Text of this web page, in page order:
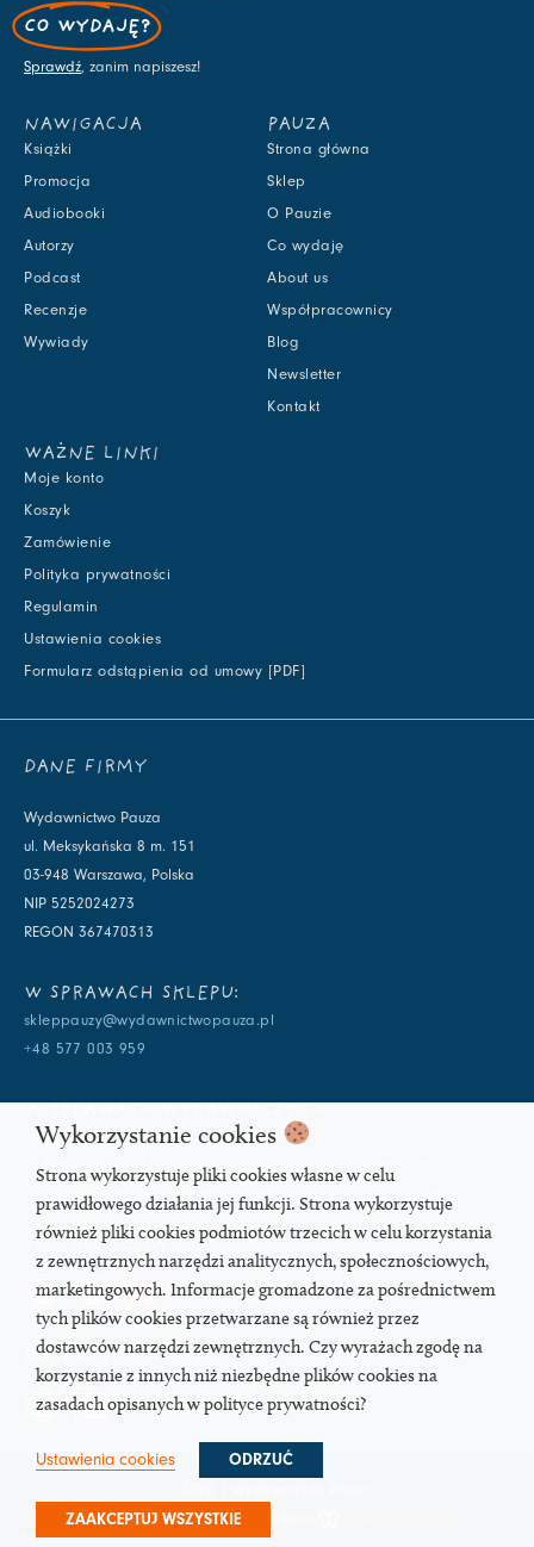
CO WYDAJĘ?
Sprawdź, zanim napiszesz!
NAWIGACJA
Książki
Promocja
Audiobooki
Autorzy
Podcast
Recenzje
Wywiady
PAUZA
Strona główna
Sklep
O Pauzie
Co wydaję
About us
Współpracownicy
Blog
Newsletter
Kontakt
WAŻNE LINKI
Moje konto
Koszyk
Zamówienie
Polityka prywatności
Regulamin
Ustawienia cookies
Formularz odstąpienia od umowy [PDF]
DANE FIRMY
Wydawnictwo Pauza
ul. Meksykańska 8 m. 151
03-948 Warszawa, Polska
NIP 5252024273
REGON 367470313
W SPRAWACH SKLEPU:
skleppauzy@wydawnictwopauza.pl
+48 577 003 959
info@wydawnictwopauza.pl
+48 501 177 119 (czynny w dni powszednie w godzinach 11-15,
proszę o wysłanie wiadomości SMS, gdybym nie odbierała)
SOCIAL MEDIA
PODCAST
Strona pod troskliwymi skrzydłami
Wykorzystanie cookies
Strona wykorzystuje pliki cookies własne w celu
prawidłowego działania jej funkcji. Strona wykorzystuje
również pliki cookies podmiotów trzecich w celu korzystania
z zewnętrznych narzędzi analitycznych, społecznościowych,
marketingowych. Informacje gromadzone za pośrednictwem
tych plików cookies przetwarzane są również przez
dostawców narzędzi zewnętrznych. Czy wyrażach zgodę na
korzystanie z innych niż niezbędne plików cookies na
zasadach opisanych w polityce prywatności?
Ustawienia cookies ODRZUĆ
ZAAKCEPTUJ WSZYSTKIE